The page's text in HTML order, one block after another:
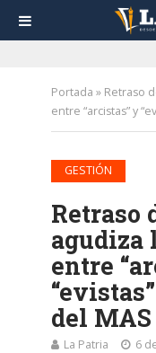
Portada » Retraso
entre “arcistas” y
GESTIÓN
Retraso
agudiza
entre
del MAS
La Patria 6